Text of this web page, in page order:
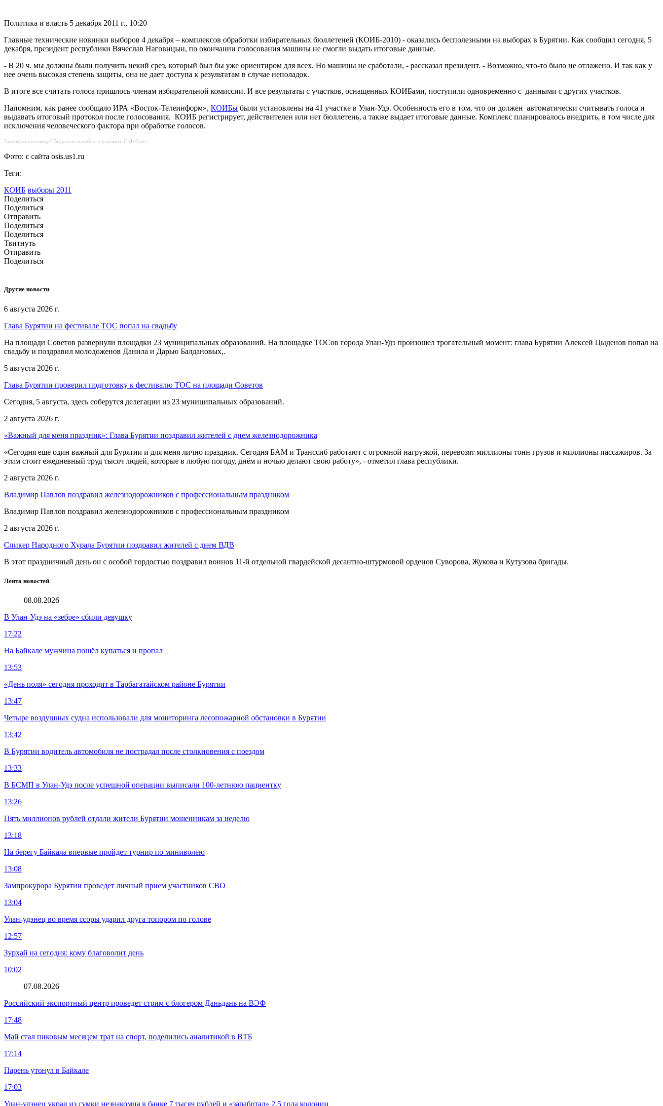
Политика и власть 5 декабря 2011 г., 10:20
Главные технические новинки выборов 4 декабря – комплексов обработки избирательных бюллетеней (КОИБ-2010) - оказались бесполезными на выборах в Бурятии. Как сообщил сегодня, 5
декабря, президент республики Вячеслав Наговицын, по окончании голосования машины не смогли выдать итоговые данные.
- В 20 ч. мы должны были получить некий срез, который был бы уже ориентиром для всех. Но машины не сработали, - рассказал президент. - Возможно, что-то было не отлажено. И так как у
нее очень высокая степень защиты, она не дает доступа к результатам в случае неполадок.
В итоге все считать голоса пришлось членам избирательной комиссии. И все результаты с участков, оснащенных КОИБами, поступили одновременно с данными с других участков.
Напомним, как ранее сообщало ИРА «Восток-Телеинформ», КОИБы были установлены на 41 участке в Улан-Удэ. Особенность его в том, что он должен автоматически считывать голоса и
выдавать итоговый протокол после голосования. КОИБ регистрирует, действителен или нет бюллетень, а также выдает итоговые данные. Комплекс планировалось внедрить, в том числе для
исключения человеческого фактора при обработке голосов.
Заметили опечатку? Выделите ошибку и нажмите Ctrl+Enter.
Фото: с сайта osis.us1.ru
Теги:
КОИБ выборы 2011
Поделиться
Поделиться
Отправить
Поделиться
Поделиться
Твитнуть
Отправить
Поделиться
Другие новости
6 августа 2026 г.
Глава Бурятии на фестивале ТОС попал на свадьбу
На площади Советов развернули площадки 23 муниципальных образований. На площадке ТОСов города Улан-Удэ произошел трогательный момент: глава Бурятии Алексей Цыденов попал на
свадьбу и поздравил молодоженов Данила и Дарью Балдановых,.
5 августа 2026 г.
Глава Бурятии проверил подготовку к фестивалю ТОС на площади Советов
Сегодня, 5 августа, здесь соберутся делегации из 23 муниципальных образований.
2 августа 2026 г.
«Важный для меня праздник»: Глава Бурятии поздравил жителей с днем железнодорожника
«Сегодня еще один важный для Бурятии и для меня лично праздник. Сегодня БАМ и Транссиб работают с огромной нагрузкой, перевозят миллионы тонн грузов и миллионы пассажиров. За
этим стоит ежедневный труд тысяч людей, которые в любую погоду, днём и ночью делают свою работу», - отметил глава республики.
2 августа 2026 г.
Владимир Павлов поздравил железнодорожников с профессиональным праздником
Владимир Павлов поздравил железнодорожников с профессиональным праздником
2 августа 2026 г.
Спикер Народного Хурала Бурятии поздравил жителей с днем ВДВ
В этот праздничный день он с особой гордостью поздравил воинов 11-й отдельной гвардейской десантно-штурмовой орденов Суворова, Жукова и Кутузова бригады.
Лента новостей
08.08.2026
В Улан-Удэ на «зебре» сбили девушку
17:22
На Байкале мужчина пошёл купаться и пропал
13:53
«День поля» сегодня проходит в Тарбагатайском районе Бурятии
13:47
Четыре воздушных судна использовали для мониторинга лесопожарной обстановки в Бурятии
13:42
В Бурятии водитель автомобиля не пострадал после столкновения с поездом
13:33
В БСМП в Улан-Удэ после успешной операции выписали 100-летнюю пациентку
13:26
Пять миллионов рублей отдали жители Бурятии мошенникам за неделю
13:18
На берегу Байкала впервые пройдет турнир по миниволею
13:08
Зампрокурора Бурятии проведет личный прием участников СВО
13:04
Улан-удэнец во время ссоры ударил друга топором по голове
12:57
Зурхай на сегодня: кому благоволит день
10:02
07.08.2026
Российский экспортный центр проведет стрим с блогером Даньдань на ВЭФ
17:48
Май стал пиковым месяцем трат на спорт, поделились аналитикой в ВТБ
17:14
Парень утонул в Байкале
17:03
Улан-удэнец украл из сумки незнакомца в банке 7 тысяч рублей и «заработал» 2,5 года колонии